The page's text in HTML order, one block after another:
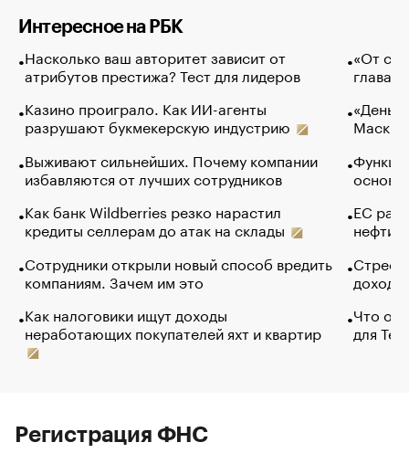
Интересное на РБК
Насколько ваш авторитет зависит от
атрибутов престижа? Тест для лидеров
Казино проиграло. Как ИИ-агенты
разрушают букмекерскую индустрию
Выживают сильнейших. Почему компании
избавляются от лучших сотрудников
Как банк Wildberries резко нарастил
кредиты селлерам до атак на склады
Сотрудники открыли новый способ вредить
компаниям. Зачем им это
Как налоговики ищут доходы
неработающих покупателей яхт и квартир
«От
глава
Маск в
основ
ЕС
нефти
Что
для
Регистрация ФНС